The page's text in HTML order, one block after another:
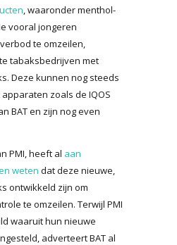
, waaronder menthol-
vooral jongeren
te omzeilen,
tabaksbedrijven met
Deze kunnen nog steeds
zoals de IQOS
BAT en zijn nog even
PMI, heeft al aan
weten dat deze nieuwe,
ontwikkeld zijn om
te omzeilen. Terwijl PMI
waaruit hun nieuwe
adverteert BAT al